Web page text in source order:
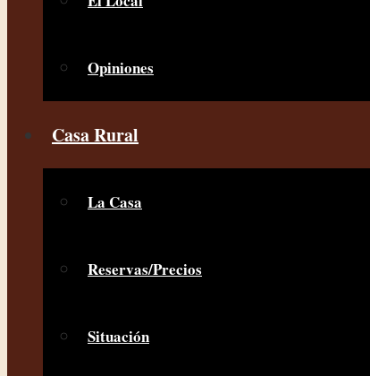
Opiniones
Casa Rural
La Casa
Reservas/Precios
Situación